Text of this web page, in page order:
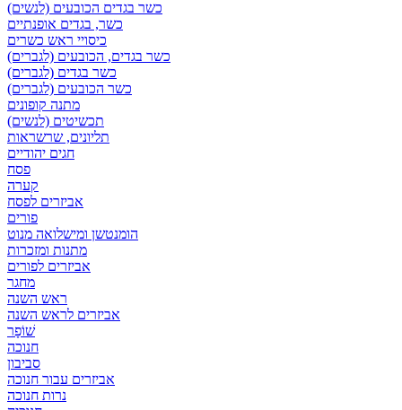
כשר בגדים הכובעים (לנשים)
כשר, בגדים אופנתיים
כיסויי ראש כשרים
כשר בגדים, הכובעים (לגברים)
כשר בגדים (לגברים)
כשר הכובעים (לגברים)
מתנה קופונים
תכשיטים (לנשים)
תליונים, שרשראות
חגים יהודיים
פסח
קערה
אביזרים לפסח
פורים
הומנטשן ומישלואה מנוט
מתנות ומזכרות
אביזרים לפורים
מחגר
ראש השנה
אביזרים לראש השנה
שׁוֹפָר
חנוכה
סביבון
אביזרים עבור חנוכה
נרות חנוכה